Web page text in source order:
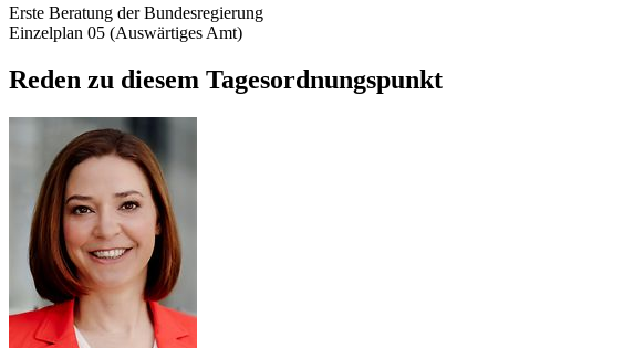
Erste Beratung der Bundesregierung
Einzelplan 05 (Auswärtiges Amt)
Reden zu diesem Tagesordnungspunkt